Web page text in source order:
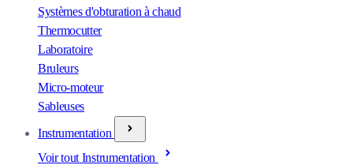
Systèmes d'obturation à chaud
Thermocutter
Laboratoire
Bruleurs
Micro-moteur
Sableuses
Instrumentation
Voir tout Instrumentation